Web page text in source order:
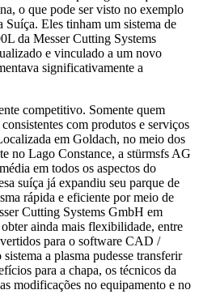
o que pode ser visto no exemplo
Eles tinham um sistema de
da Messer Cutting Systems
e vinculado a um novo
significativamente a
competitivo. Somente quem
com produtos e serviços
em Goldach, no meio dos
no Lago Constance, a stürmsfs AG
em todos os aspectos do
suíça já expandiu seu parque de
rápida e eficiente por meio de
Cutting Systems GmbH em
ainda mais flexibilidade, entre
para o software CAD /
a plasma pudesse transferir
para a chapa, os técnicos da
modificações no equipamento e no